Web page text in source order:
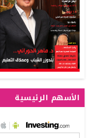
الأسهم الرئيسية